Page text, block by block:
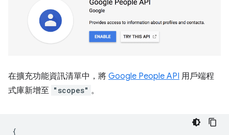
在擴充功能資訊清單中，將 Google People API 用戶端程
式庫新增至 "scopes" 。
{